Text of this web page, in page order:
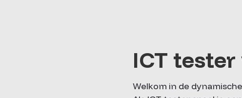
ICT
Welkom in de